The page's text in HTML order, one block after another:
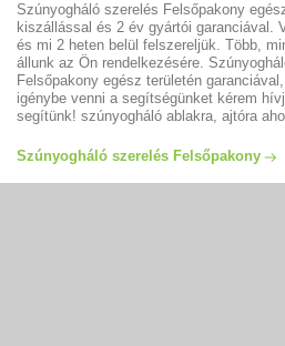
Szúnyogháló szerelés Felsőpakony
kiszállással és 2 év gyártói garanciával.
és mi 2 heten belül felszereljük. Több,
állunk az Ön rendelkezésére.
Felsőpakony egész területén
igénybe venni a segítségünket kérem
segítünk! szúnyogháló ablakra, ajtóra
Szúnyogháló szerelés Felsőpakony